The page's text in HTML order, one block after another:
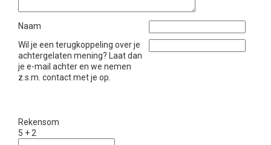
Naam
Wil je een terugkoppeling over je
achtergelaten mening? Laat dan
je e-mail achter en we nemen
z.s.m. contact met je op.
Rekensom
5 + 2